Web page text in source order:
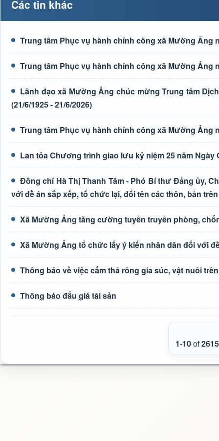
Các tin khác
Trung tâm Phục vụ hành chính công xã Mường Ảng
Trung tâm Phục vụ hành chính công xã Mường Ảng
Lãnh đạo xã Mường Ảng chúc mừng Trung tâm
(21/6/1925 - 21/6/2026)
Trung tâm Phục vụ hành chính công xã Mường Ảng
Lan tỏa Chương trình giao lưu kỷ niệm 25 năm Ngày
Đồng chí Hà Thị Thanh Tâm - Phó Bí thư Đảng ủy,
với đề án sắp xếp, tổ chức lại, đổi tên các thôn, bản
Xã Mường Ảng tăng cường tuyên truyền phòng,
Xã Mường Ảng tổ chức lấy ý kiến nhân dân đối với
Thông báo về việc cấm thả rông gia súc, vật nuôi
Thông báo đấu giá tài sản
1-10of2615